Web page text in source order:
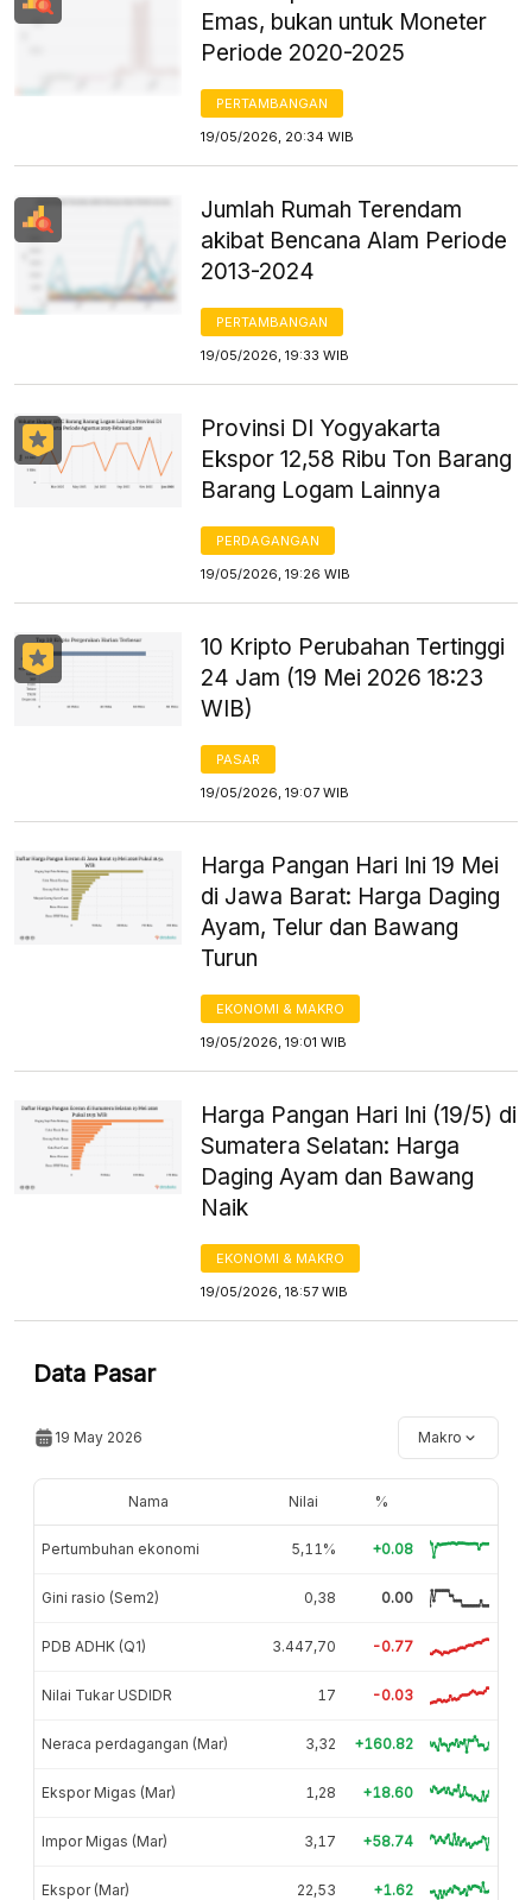
Emas, bukan untuk Moneter
Periode 2020-2025
PERTAMBANGAN
19/05/2026, 20:34 WIB
Jumlah Rumah Terendam
akibat Bencana Alam Periode
2013-2024
PERTAMBANGAN
19/05/2026, 19:33 WIB
Provinsi DI Yogyakarta
Ekspor 12,58 Ribu Ton Barang
Barang Logam Lainnya
PERDAGANGAN
19/05/2026, 19:26 WIB
10 Kripto Perubahan Tertinggi
24 Jam (19 Mei 2026 18:23
WIB)
PASAR
19/05/2026, 19:07 WIB
Harga Pangan Hari Ini 19 Mei
di Jawa Barat: Harga Daging
Ayam, Telur dan Bawang
Turun
EKONOMI & MAKRO
19/05/2026, 19:01 WIB
Harga Pangan Hari Ini (19/5) di
Sumatera Selatan: Harga
Daging Ayam dan Bawang
Naik
EKONOMI & MAKRO
19/05/2026, 18:57 WIB
Data Pasar
19 May 2026 Makro
Nama Nilai %
Pertumbuhan ekonomi 5,11% +0.08
Gini rasio (Sem2) 0,38 0.00
PDB ADHK (Q1) 3.447,70 -0.77
Nilai Tukar USDIDR 17 -0.03
Neraca perdagangan (Mar) 3,32 +160.82
Ekspor Migas (Mar) 1,28 +18.60
Impor Migas (Mar) 3,17 +58.74
Ekspor (Mar) 22,53 +1.62